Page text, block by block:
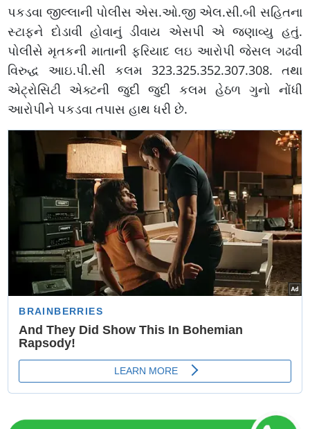
પકડવા જીલ્લાની પોલીસ એસ.ઓ.જી એલ.સી.બી સહિતના
સ્ટાફને દોડાવી હોવાનું ડીવાય એસપી એ જણાવ્યુ હતું.
પોલીસે મૃતકની માતાની ફરિયાદ લઇ આરોપી જેસલ ગઢવી
વિરુદ્ધ આઇ.પી.સી કલમ 323.325.352.307.308. તથા
એટ્રોસિટી એક્ટની જુદી જુદી કલમ હેઠળ ગુનો નોંધી
આરોપીને પકડવા તપાસ હાથ ધરી છે.